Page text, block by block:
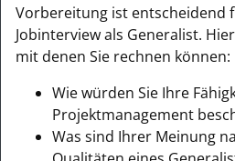
Vorbereitung ist entscheidend
Jobinterview als Generalist.
mit denen Sie rechnen können:
Wie würden Sie Ihre
Projektmanagement
Was sind Ihrer Meinung